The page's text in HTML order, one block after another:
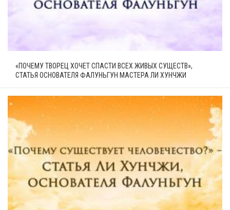
«ПОЧЕМУ ТВОРЕЦ ХОЧЕТ СПАСТИ ВСЕХ ЖИВЫХ СУЩЕСТВ»,
СТАТЬЯ ОСНОВАТЕЛЯ ФАЛУНЬГУН МАСТЕРА ЛИ ХУНЧЖИ